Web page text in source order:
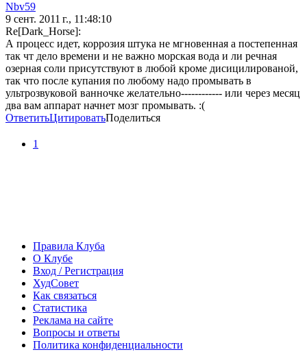
Nbv59
9 сент. 2011 г., 11:48:10
Re[Dark_Horse]:
А процесс идет, коррозия штука не мгновенная а постепенная
так чт дело времени и не важно морская вода и ли речная
озерная соли присутствуют в любой кроме дисицилированой,
так что после купания по любому надо промывать в
ультрозвуковой ванночке желательно------------ или через месяц
два вам аппарат начнет мозг промывать. :(
ОтветитьЦитироватьПоделиться
1
Правила Клуба
О Клубе
Вход / Регистрация
ХудСовет
Как связаться
Статистика
Реклама на сайте
Вопросы и ответы
Политика конфиденциальности